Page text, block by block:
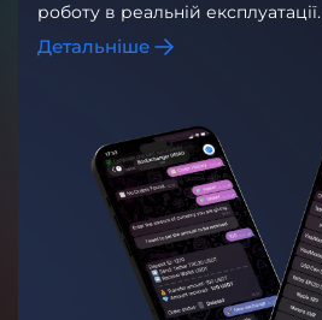
роботу в реальній експлуатації.
Детальніше